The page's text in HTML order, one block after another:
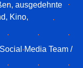
ausgedehnte
Kino,
Media Team /